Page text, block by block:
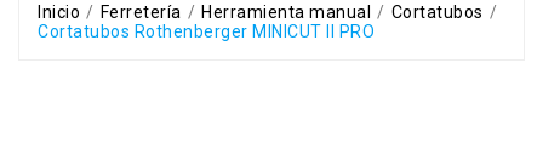
Chimenea
Modular
Inicio Ferretería Herramienta manual
Cortatubos
Cortatubos Rothenberger MINICUT II PRO